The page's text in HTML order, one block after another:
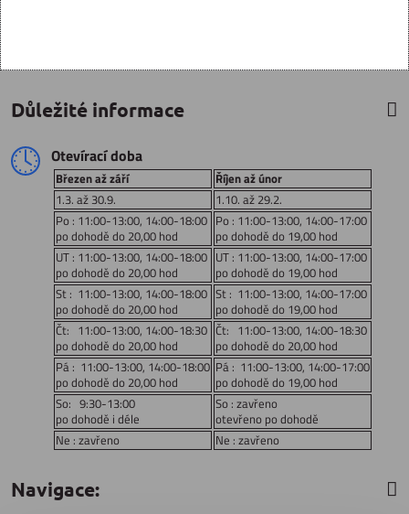
Důležité informace
Otevírací doba
Březen až září
Říjen až únor
1.3. až 30.9.
1.10. až 29.2.
Po : 11:00-13:00, 14:00-18:00
po dohodě do 20,00 hod
Po : 11:00-13:00, 14:00-17:00
po dohodě do 19,00 hod
UT : 11:00-13:00, 14:00-18:00
po dohodě do 20,00 hod
UT : 11:00-13:00, 14:00-17:00
po dohodě do 19,00 hod
St : 11:00-13:00, 14:00-18:00
po dohodě do 20,00 hod
St : 11:00-13:00, 14:00-17:00
po dohodě do 19,00 hod
Čt: 11:00-13:00, 14:00-18:30
po dohodě do 20,00 hod
Čt: 11:00-13:00, 14:00-18:30
po dohodě do 20,00 hod
Pá : 11:00-13:00, 14:00-18:00
po dohodě do 20,00 hod
Pá : 11:00-13:00, 14:00-17:00
po dohodě do 19,00 hod
So: 9:30-13:00
po dohodě i déle
So : zavřeno
otevřeno po dohodě
Ne : zavřeno
Ne : zavřeno
Navigace: